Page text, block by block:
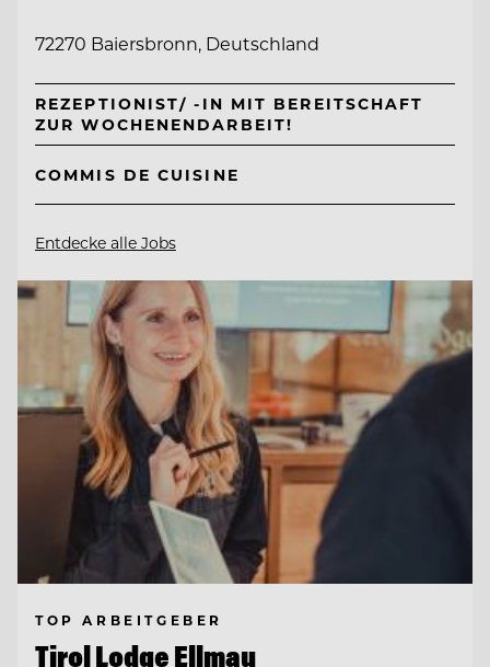
72270 Baiersbronn, Deutschland
REZEPTIONIST/ -IN MIT BEREITSCHAFT
ZUR WOCHENENDARBEIT!
COMMIS DE CUISINE
Entdecke alle Jobs
TOP ARBEITGEBER
Tirol Lodge Ellmau